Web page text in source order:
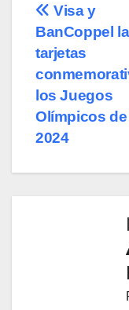
de
Visa y
BanCoppel
tarjetas
los Juegos
Olímpicos de
2024